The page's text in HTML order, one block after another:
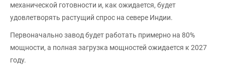
механической готовности и, как ожидается, будет
удовлетворять растущий спрос на севере Индии.
Первоначально завод будет работать примерно на 80%
мощности, а полная загрузка мощностей ожидается к 2027
году.